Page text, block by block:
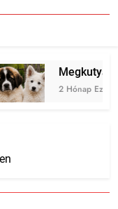
2 Hónap Ezelőtt